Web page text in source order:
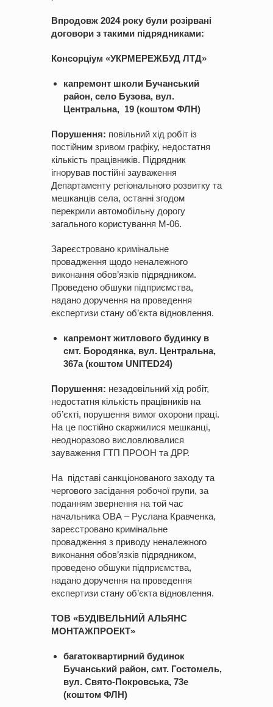
Впродовж 2024 року були розірвані
договори з такими підрядниками:
Консорціум «УКРМЕРЕЖБУД ЛТД»
капремонт школи Бучанський
район, село Бузова, вул.
Центральна, 19 (коштом ФЛН)
Порушення: повільний хід робіт із
постійним зривом графіку, недостатня
кількість працівників. Підрядник
ігнорував постійні зауваження
Департаменту регіонального розвитку та
мешканців села, останні згодом
перекрили автомобільну дорогу
загального користування М-06.
Зареєстровано кримінальне
провадження щодо неналежного
виконання обов’язків підрядником.
Проведено обшуки підприємства,
надано доручення на проведення
експертизи стану об’єкта відновлення.
капремонт житлового будинку в
смт. Бородянка, вул. Центральна,
367а (коштом UNITED24)
Порушення: незадовільний хід робіт,
недостатня кількість працівників на
об’єкті, порушення вимог охорони праці.
На це постійно скаржилися мешканці,
неодноразово висловлювалися
зауваження ГТП ПРООН та ДРР.
На підставі санкціонованого заходу та
чергового засідання робочої групи, за
поданням звернення на той час
начальника ОВА – Руслана Кравченка,
зареєстровано кримінальне
провадження з приводу неналежного
виконання обов’язків підрядником,
проведено обшуки підприємства,
надано доручення на проведення
експертизи стану об’єкта відновлення.
ТОВ «БУДІВЕЛЬНИЙ АЛЬЯНС
МОНТАЖПРОЕКТ»
багатоквартирний будинок
Бучанський район, смт. Гостомель,
вул. Свято-Покровська, 73е
(коштом ФЛН)